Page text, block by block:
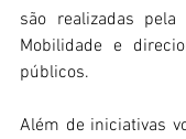
são realizadas
Mobilidade e
públicos.
Além de iniciativas